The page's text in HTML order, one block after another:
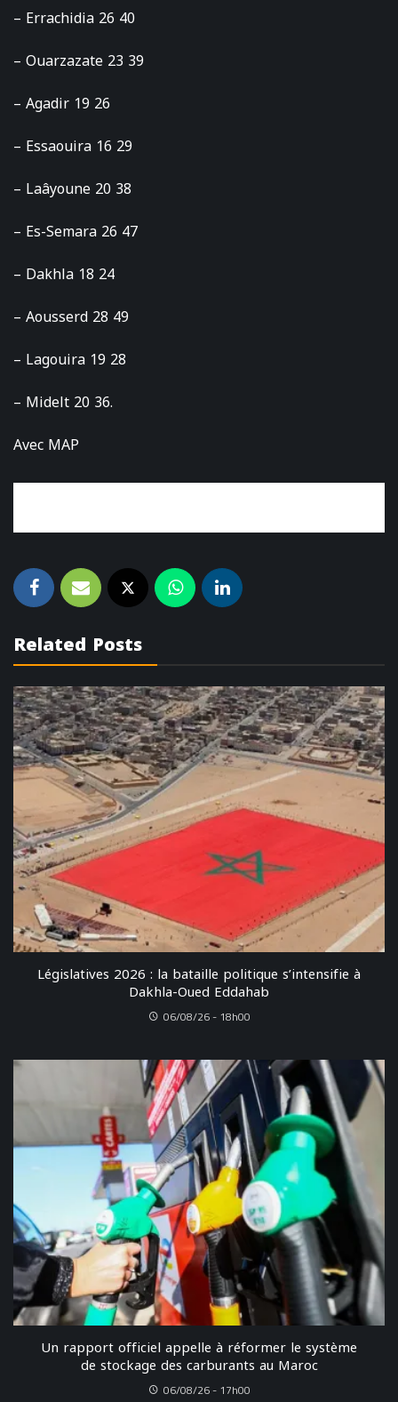
– Errachidia 26 40
– Ouarzazate 23 39
– Agadir 19 26
– Essaouira 16 29
– Laâyoune 20 38
– Es-Semara 26 47
– Dakhla 18 24
– Aousserd 28 49
– Lagouira 19 28
– Midelt 20 36.
Avec MAP
Related Posts
Législatives 2026 : la bataille politique s’intensifie à
Dakhla-Oued Eddahab
06/08/26 - 18h00
Un rapport officiel appelle à réformer le système
de stockage des carburants au Maroc
06/08/26 - 17h00